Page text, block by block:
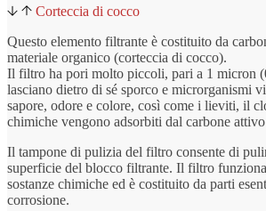
Corteccia di cocco
Questo elemento filtrante è costituito da
materiale organico (corteccia di cocco).
Il filtro ha pori molto piccoli, pari a 1 micron
lasciano dietro di sé sporco e microrganismi
sapore, odore e colore, così come i lieviti, il
chimiche vengono adsorbiti dal carbone
Il tampone di pulizia del filtro consente di
superficie del blocco filtrante. Il filtro
sostanze chimiche ed è costituito da parti
corrosione.